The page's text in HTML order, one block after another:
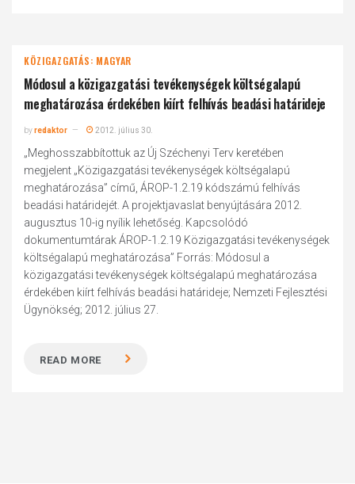
KÖZIGAZGATÁS: MAGYAR
Módosul a közigazgatási tevékenységek költségalapú
meghatározása érdekében kiírt felhívás beadási határideje
byredaktor 2012. július 30.
„Meghosszabbítottuk az Új Széchenyi Terv keretében
megjelent „Közigazgatási tevékenységek költségalapú
meghatározása” című, ÁROP-1.2.19 kódszámú felhívás
beadási határidejét. A projektjavaslat benyújtására 2012.
augusztus 10-ig nyílik lehetőség. Kapcsolódó
dokumentumtárak ÁROP-1.2.19 Közigazgatási tevékenységek
költségalapú meghatározása” Forrás: Módosul a
közigazgatási tevékenységek költségalapú meghatározása
érdekében kiírt felhívás beadási határideje; Nemzeti Fejlesztési
Ügynökség; 2012. július 27.
READ MORE